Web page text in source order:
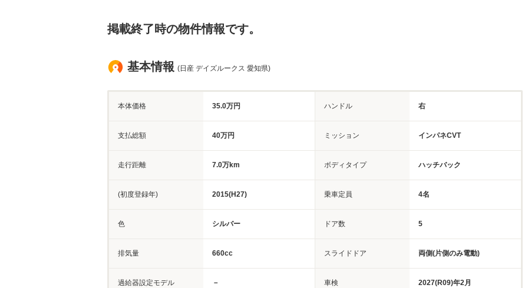
掲載終了時の物件情報です。
基本情報 (日産 デイズルークス 愛知県)
本体価格 35.0万円 ハンドル 右
支払総額 40万円 ミッション インパネCVT
走行距離 7.0万km ボディタイプ ハッチバック
(初度登録年) 2015(H27) 乗車定員 4名
色 シルバー ドア数 5
排気量 660cc スライドドア 両側(片側のみ電動)
過給器設定モデル － 車検 2027(R09)年2月